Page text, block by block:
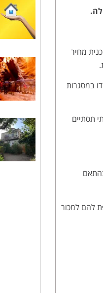
מחיר
במסגרות
תסתיים
השנים עד לשיא של 2,800,000 ש"ח – פחות אכפת להם למכור